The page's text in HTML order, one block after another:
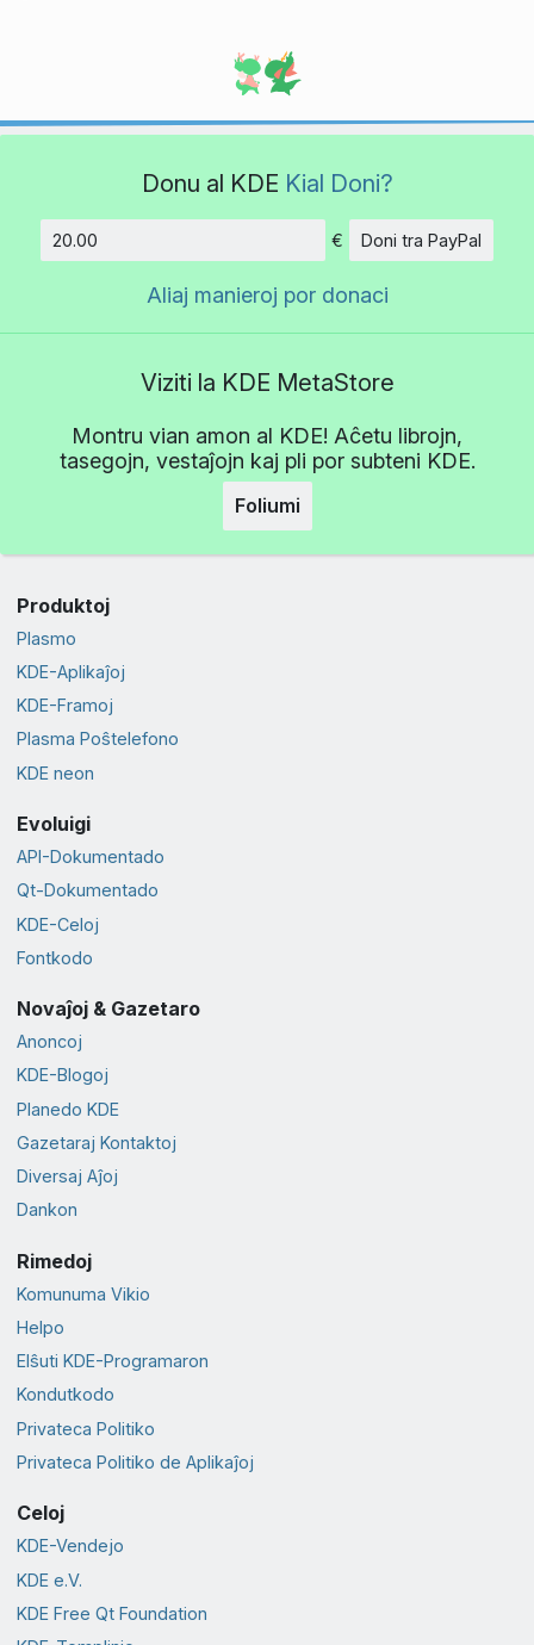
Donu al KDE Kial Doni?
€ Doni tra PayPal
Aliaj manieroj por donaci
Viziti la KDE MetaStore
Montru vian amon al KDE! Aĉetu librojn,
tasegojn, vestaĵojn kaj pli por subteni KDE.
Foliumi
Produktoj
Plasmo
KDE-Aplikaĵoj
KDE-Framoj
Plasma Poŝtelefono
KDE neon
Evoluigi
API-Dokumentado
Qt-Dokumentado
KDE-Celoj
Fontkodo
Novaĵoj & Gazetaro
Anoncoj
KDE-Blogoj
Planedo KDE
Gazetaraj Kontaktoj
Diversaj Aĵoj
Dankon
Rimedoj
Komunuma Vikio
Helpo
Elŝuti KDE-Programaron
Kondutkodo
Privateca Politiko
Privateca Politiko de Aplikaĵoj
Celoj
KDE-Vendejo
KDE e.V.
KDE Free Qt Foundation